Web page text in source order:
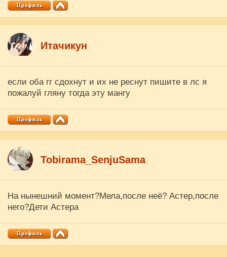
Итачикун
если оба гг сдохнут и их не реснут пишите в лс я
пожалуй гляну тогда эту мангу
Tobirama_SenjuSama
На нынешний момент?Мела,после неё? Астер,после
него?Дети Астера